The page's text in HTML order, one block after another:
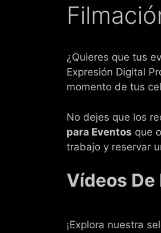
¿Quieres que tus
Expresión Digital
momento de tus
No dejes que los
para Eventos que
trabajo y reservar
Vídeos De
¡Explora nuestra